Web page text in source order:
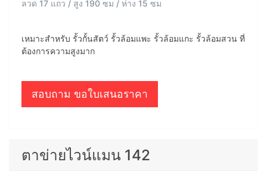
ลวด 17 แถว / สูง 190 ซม / ห่าง 15 ซม
เหมาะสำหรับ รั้วกั้นสัตว์ รั้วล้อมแพะ รั้วล้อมแกะ รั้วล้อมสวน ที่
ต้องการความสูงมาก
สอบถาม ขอใบเสนอราคา
ตาข่ายไวน์แมน 142